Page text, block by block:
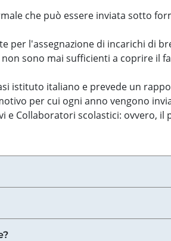
che può essere inviata sotto
l'assegnazione di incarichi di
sono mai sufficienti a coprire il
istituto italiano e prevede un
per cui ogni anno vengono
e Collaboratori scolastici: ovvero,